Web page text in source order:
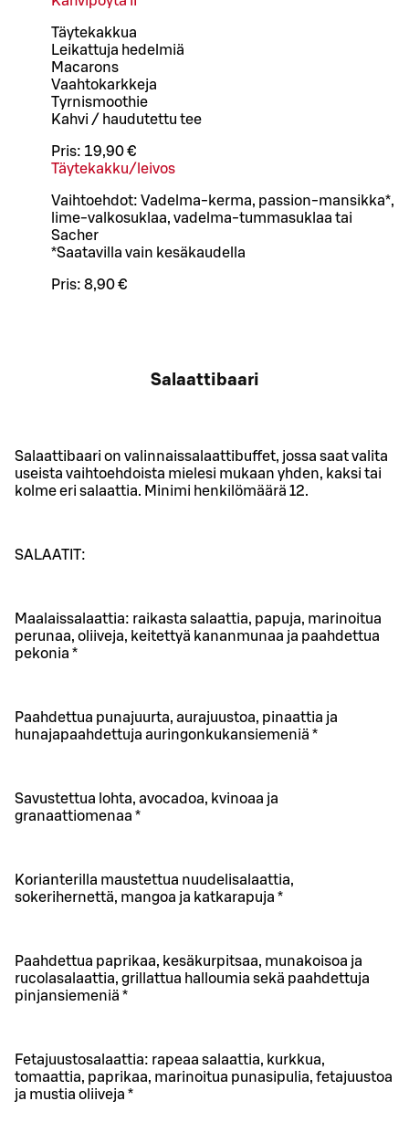
Täytekakkua
Leikattuja hedelmiä
Macarons
Vaahtokarkkeja
Tyrnismoothie
Kahvi / haudutettu tee
Pris: 19,90 €
Täytekakku/leivos
Vaihtoehdot: Vadelma-kerma, passion-mansikka*,
lime-valkosuklaa, vadelma-tummasuklaa tai
Sacher
*Saatavilla vain kesäkaudella
Pris: 8,90 €
Salaattibaari
Salaattibaari on valinnaissalaattibuffet, jossa saat valita
useista vaihtoehdoista mielesi mukaan yhden, kaksi tai
kolme eri salaattia. Minimi henkilömäärä 12.
SALAATIT:
Maalaissalaattia: raikasta salaattia, papuja, marinoitua
perunaa, oliiveja, keitettyä kananmunaa ja paahdettua
pekonia *
Paahdettua punajuurta, aurajuustoa, pinaattia ja
hunajapaahdettuja auringonkukansiemeniä *
Savustettua lohta, avocadoa, kvinoaa ja
granaattiomenaa *
Korianterilla maustettua nuudelisalaattia,
sokerihernettä, mangoa ja katkarapuja *
Paahdettua paprikaa, kesäkurpitsaa, munakoisoa ja
rucolasalaattia, grillattua halloumia sekä paahdettuja
pinjansiemeniä *
Fetajuustosalaattia: rapeaa salaattia, kurkkua,
tomaattia, paprikaa, marinoitua punasipulia, fetajuustoa
ja mustia oliiveja *